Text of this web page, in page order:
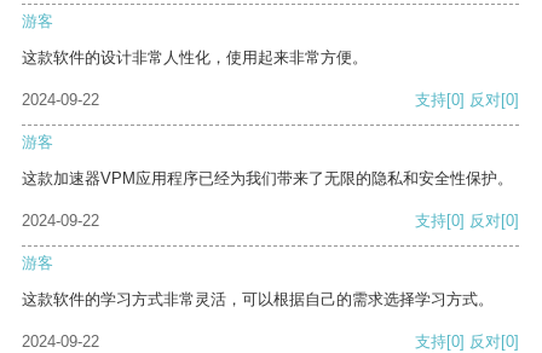
游客
这款软件的设计非常人性化，使用起来非常方便。
2024-09-22 支持[0] 反对[0]
游客
这款加速器VPM应用程序已经为我们带来了无限的隐私和安全性保护。
2024-09-22 支持[0] 反对[0]
游客
这款软件的学习方式非常灵活，可以根据自己的需求选择学习方式。
2024-09-22 支持[0] 反对[0]